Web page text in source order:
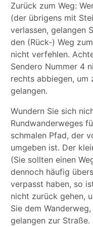
Zurück zum Weg:
(der übrigens mit
verlassen, gelangen
den (Rück-) Weg
nicht verfehlen.
Sendero Nummer 4
rechts abbiegen, um
gelangen.
Wundern Sie sich
Rundwanderweges
schmalen Pfad, der
umgeben ist. Der
(Sie sollten einen
dennoch häufig
verpasst haben, so
nicht zurück gehen,
Sie dem
gelangen zur